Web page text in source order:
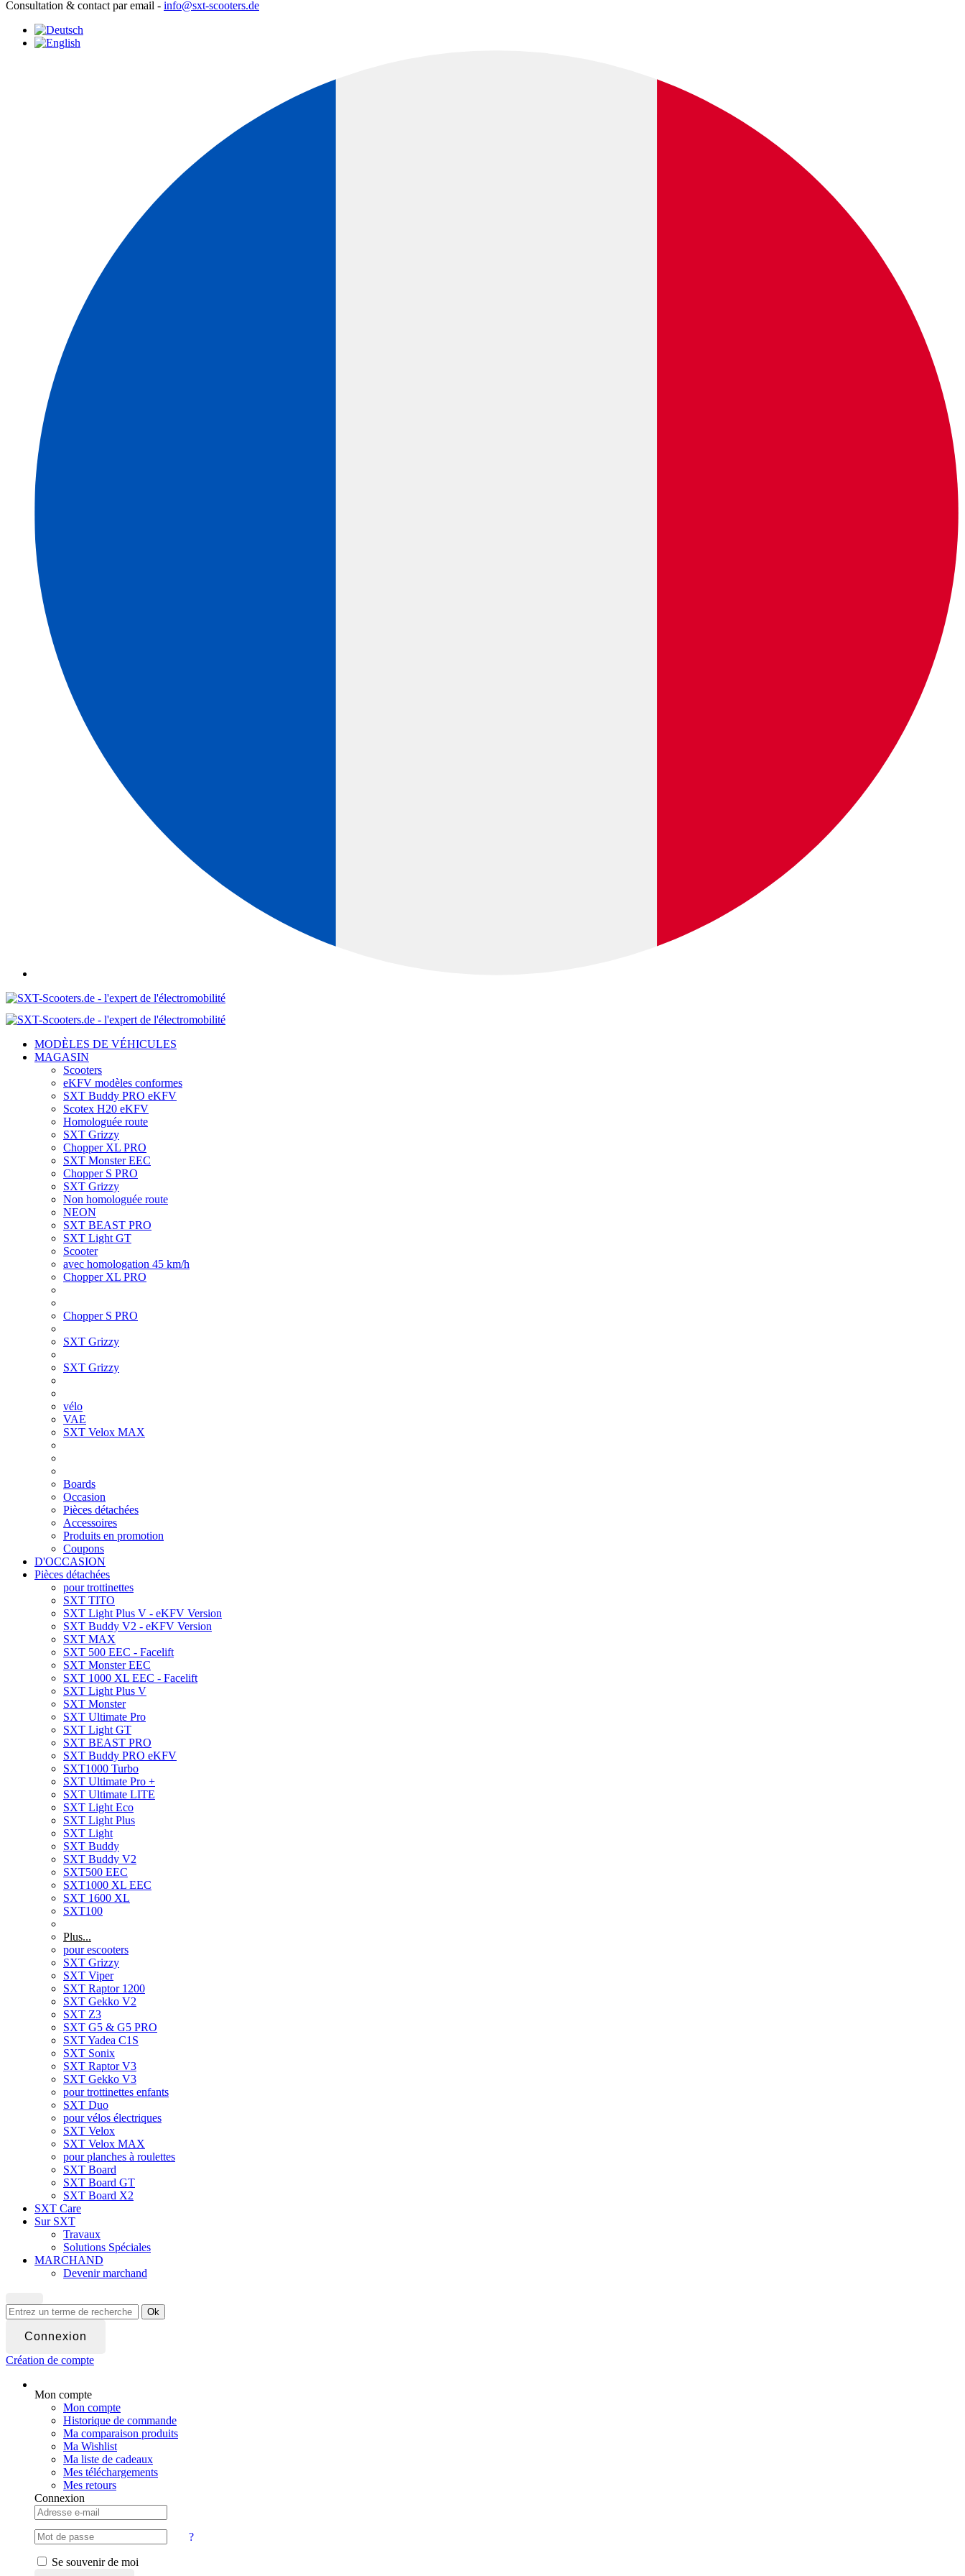
Consultation & contact par email - info@sxt-scooters.de
MODÈLES DE VÉHICULES
MAGASIN
Scooters
eKFV modèles conformes
SXT Buddy PRO eKFV
Scotex H20 eKFV
Homologuée route
SXT Grizzy
Chopper XL PRO
SXT Monster EEC
Chopper S PRO
SXT Grizzy
Non homologuée route
NEON
SXT BEAST PRO
SXT Light GT
Scooter
avec homologation 45 km/h
Chopper XL PRO
Chopper S PRO
SXT Grizzy
SXT Grizzy
vélo
VAE
SXT Velox MAX
Boards
Occasion
Pièces détachées
Accessoires
Produits en promotion
Coupons
D'OCCASION
Pièces détachées
pour trottinettes
SXT TITO
SXT Light Plus V - eKFV Version
SXT Buddy V2 - eKFV Version
SXT MAX
SXT 500 EEC - Facelift
SXT Monster EEC
SXT 1000 XL EEC - Facelift
SXT Light Plus V
SXT Monster
SXT Ultimate Pro
SXT Light GT
SXT BEAST PRO
SXT Buddy PRO eKFV
SXT1000 Turbo
SXT Ultimate Pro +
SXT Ultimate LITE
SXT Light Eco
SXT Light Plus
SXT Light
SXT Buddy
SXT Buddy V2
SXT500 EEC
SXT1000 XL EEC
SXT 1600 XL
SXT100
Plus...
pour escooters
SXT Grizzy
SXT Viper
SXT Raptor 1200
SXT Gekko V2
SXT Z3
SXT G5 & G5 PRO
SXT Yadea C1S
SXT Sonix
SXT Raptor V3
SXT Gekko V3
pour trottinettes enfants
SXT Duo
pour vélos électriques
SXT Velox
SXT Velox MAX
pour planches à roulettes
SXT Board
SXT Board GT
SXT Board X2
SXT Care
Sur SXT
Travaux
Solutions Spéciales
MARCHAND
Devenir marchand
Ok
Connexion
Création de compte
Mon compte
Mon compte
Historique de commande
Ma comparaison produits
Ma Wishlist
Ma liste de cadeaux
Mes téléchargements
Mes retours
Connexion
?
Se souvenir de moi